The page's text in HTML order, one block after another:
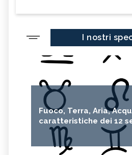
I nostri
Fuoco, Terra, Aria,
caratteristiche dei 12